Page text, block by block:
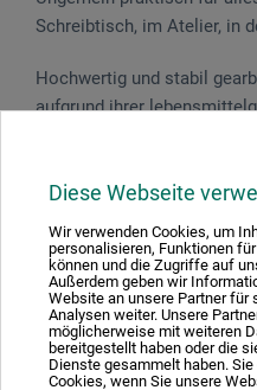
Diese Webseite
Wir verwenden Cookies, um
personalisieren, Funktionen
können und die Zugriffe auf
Außerdem geben wir
Website an unsere Partner für
Analysen weiter. Unsere
möglicherweise mit weiteren
bereitgestellt haben oder die
Dienste gesammelt haben.
Cookies, wenn Sie unsere
Schreibtisch, im Atelier, in
Hochwertig und stabil
aufgrund ihrer
inkl. Deckel.